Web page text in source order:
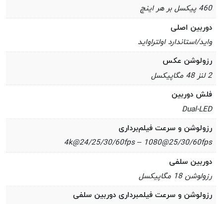
460 پیکسل بر هر اینچ
دوربین اصلی
واید/استاندارد اولتراواید
رزولوشن عکس
2 لنز 48 مگاپیکسل
فلش دوربین
Dual-LED
رزولوشن و سرعت فیلم‌برداری
4k@24/25/30/60fps – 1080@25/30/60fps
دوربین سلفی
رزولوشن 18 مگاپیکسل
رزولوشن و سرعت فیلمبرداری دوربین سلفی